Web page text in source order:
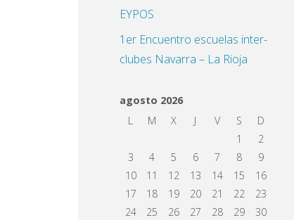
EYPOS
1er Encuentro escuelas inter-
clubes Navarra – La Rioja
agosto 2026
L
M X J V S
D
1
2
3
4 5 6 7 8
9
10
11 12 13 14 15
16
17
18 19 20 21 22
23
24
25 26 27 28 29
30